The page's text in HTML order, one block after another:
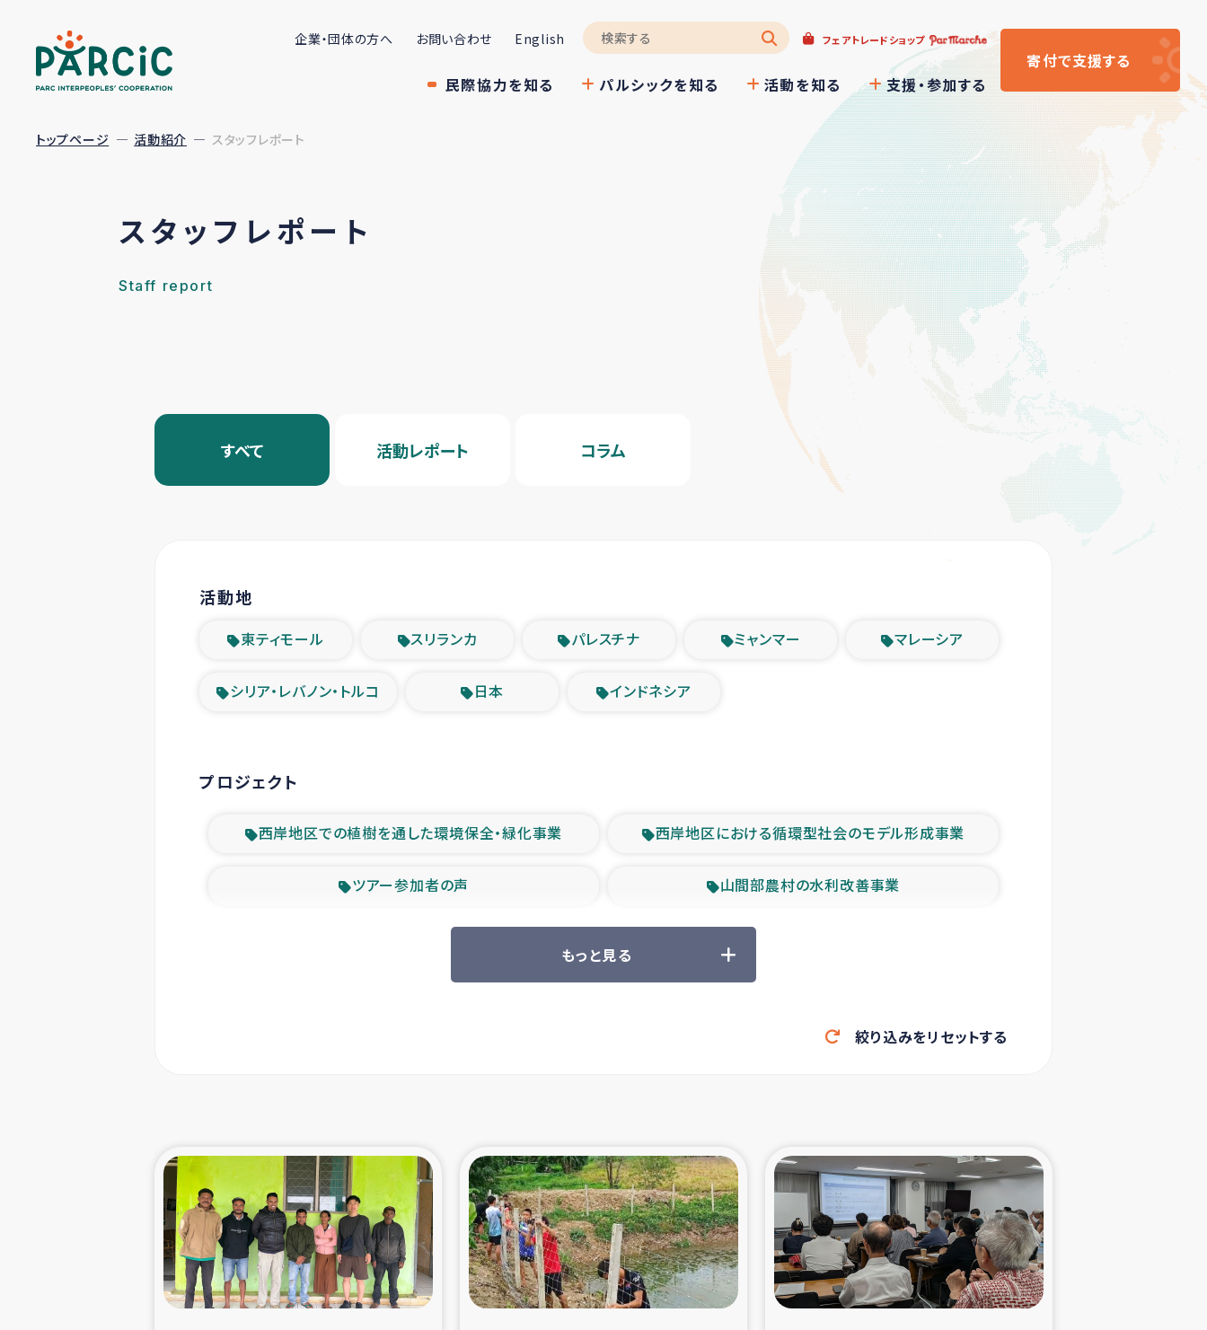
企業・団体の方へ お問い合わせ English フェアトレードショップ
民際協力を知る パルシックを知る 活動を知る 支援・参加する
寄付で支援する
トップページ 活動紹介 スタッフレポート
スタッフレポート
Staff report
すべて 活動レポート コラム
活動地
東ティモール スリランカ パレスチナ ミャンマー マレーシア
シリア・レバノン・トルコ 日本 インドネシア
プロジェクト
西岸地区での植樹を通した環境保全・緑化事業 西岸地区における循環型社会のモデル形成事業
ツアー参加者の声 山間部農村の水利改善事業
緊急救援の時代 森林保全型農業の支援事業
東ティモール豪雨緊急支援 大雨による洪水被災者支援
シリア国内避難民・帰還民の生活再建支援
スリランカ 緊急人道支援 スリランカ南部洪水被災者支援
スリランカの南北女性をつなぐサリー・リサイクル・プロジ
ェクト
復興支援事業
もっと見る
絞り込みをリセットする